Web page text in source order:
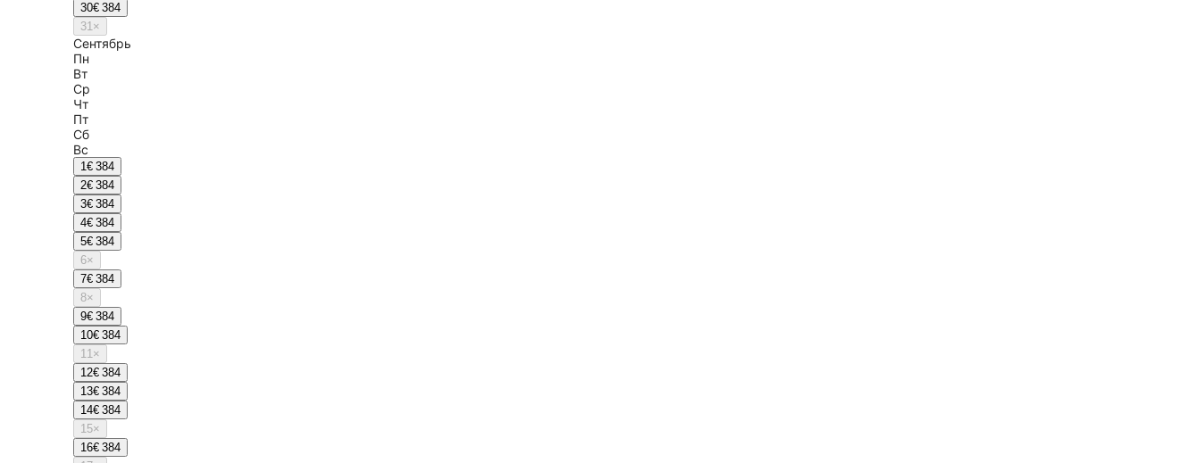
30€ 384
31×
Сентябрь
Пн
Вт
Ср
Чт
Пт
Сб
Вс
1€ 384
2€ 384
3€ 384
4€ 384
5€ 384
6×
7€ 384
8×
9€ 384
10€ 384
11×
12€ 384
13€ 384
14€ 384
15×
16€ 384